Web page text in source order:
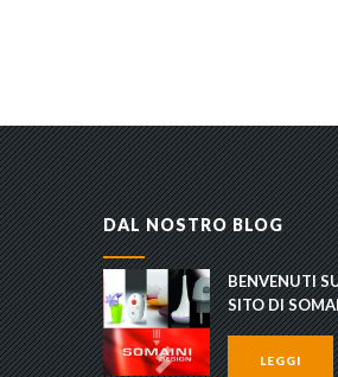
DAL NOSTRO BLOG
BENVENUTI
SITO DI
LEGGI